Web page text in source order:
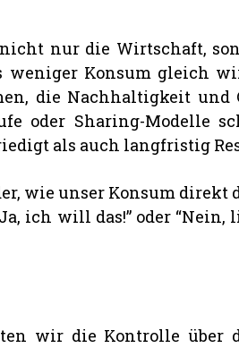
nur die Wirtschaft,
weniger Konsum gleich
die Nachhaltigkeit und
oder Sharing-Modelle
als auch langfristig
wie unser Konsum
ich will das!” oder
wir die Kontrolle über